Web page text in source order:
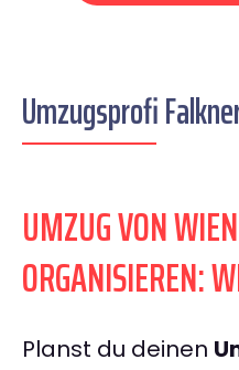
Umzugsprofi
UMZUG VON
ORGANISIEREN:
Planst du deinen